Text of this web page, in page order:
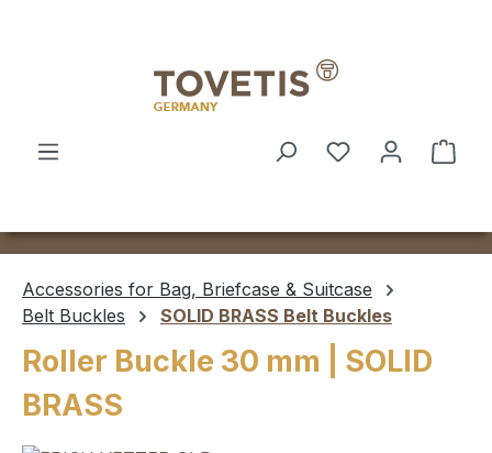
Accessories for Bag, Briefcase & Suitcase
Belt Buckles
SOLID BRASS Belt Buckles
Roller Buckle 30 mm | SOLID
BRASS